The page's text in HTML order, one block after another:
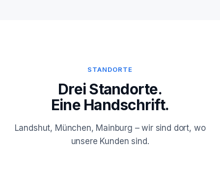
STANDORTE
Drei Standorte.
Eine Handschrift.
Landshut, München, Mainburg – wir sind dort, wo
unsere Kunden sind.